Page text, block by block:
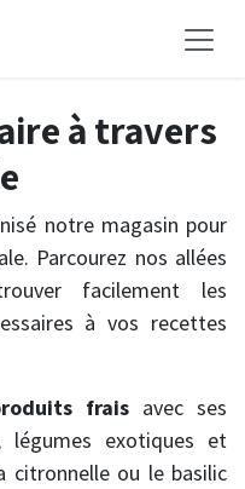
à travers
notre magasin pour
Parcourez nos allées
facilement les
à vos recettes
fraisavec ses
légumes exotiques et
citronnelle ou le basilic